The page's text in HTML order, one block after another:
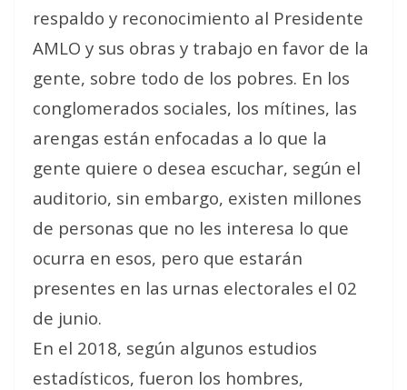
respaldo y reconocimiento al Presidente
AMLO y sus obras y trabajo en favor de la
gente, sobre todo de los pobres. En los
conglomerados sociales, los mítines, las
arengas están enfocadas a lo que la
gente quiere o desea escuchar, según el
auditorio, sin embargo, existen millones
de personas que no les interesa lo que
ocurra en esos, pero que estarán
presentes en las urnas electorales el 02
de junio.
En el 2018, según algunos estudios
estadísticos, fueron los hombres,